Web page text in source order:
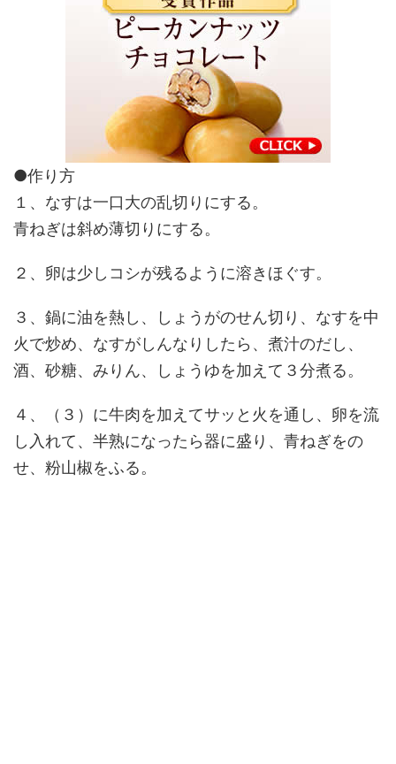
●作り方
１、なすは一口大の乱切りにする。
青ねぎは斜め薄切りにする。
２、卵は少しコシが残るように溶きほぐす。
３、鍋に油を熱し、しょうがのせん切り、なすを中
火で炒め、なすがしんなりしたら、煮汁のだし、
酒、砂糖、みりん、しょうゆを加えて３分煮る。
４、（３）に牛肉を加えてサッと火を通し、卵を流
し入れて、半熟になったら器に盛り、青ねぎをの
せ、粉山椒をふる。